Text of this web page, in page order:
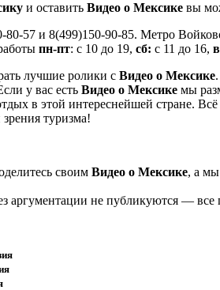
и оставить Видео о Мексике вы
80-57 и 8(499)150-90-85. Метро
пн-пт: с 10 до 19, сб: с 11 до 16,
лучшие ролики с Видео о Мексике
у вас есть Видео о Мексике мы
в этой интереснейшей стране. Всё
туризма!
своим Видео о Мексике, а мы
аргументации не публикуются — все